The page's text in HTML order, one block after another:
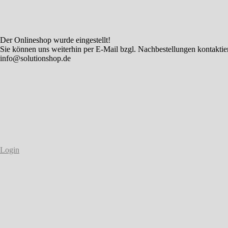
Der Onlineshop wurde eingestellt!
Sie können uns weiterhin per E-Mail bzgl. Nachbestellungen
info@solutionshop.de
Login